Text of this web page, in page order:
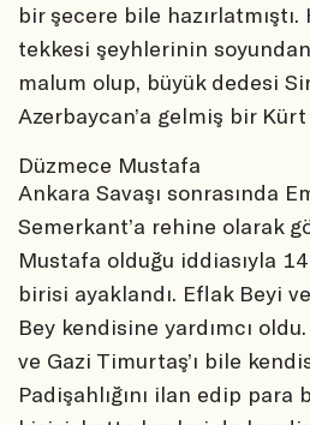
bir şecere bile
tekkesi şeyhlerinin
malum olup, büyük dedesi
Azerbaycan’a gelmiş bir
Düzmece Mustafa
Ankara Savaşı sonrasında
Semerkant’a rehine olarak
Mustafa olduğu iddiasıyla
birisi ayaklandı. Eflak Beyi
Bey kendisine yardımcı
ve Gazi Timurtaş’ı bile
Padişahlığını ilan edip para